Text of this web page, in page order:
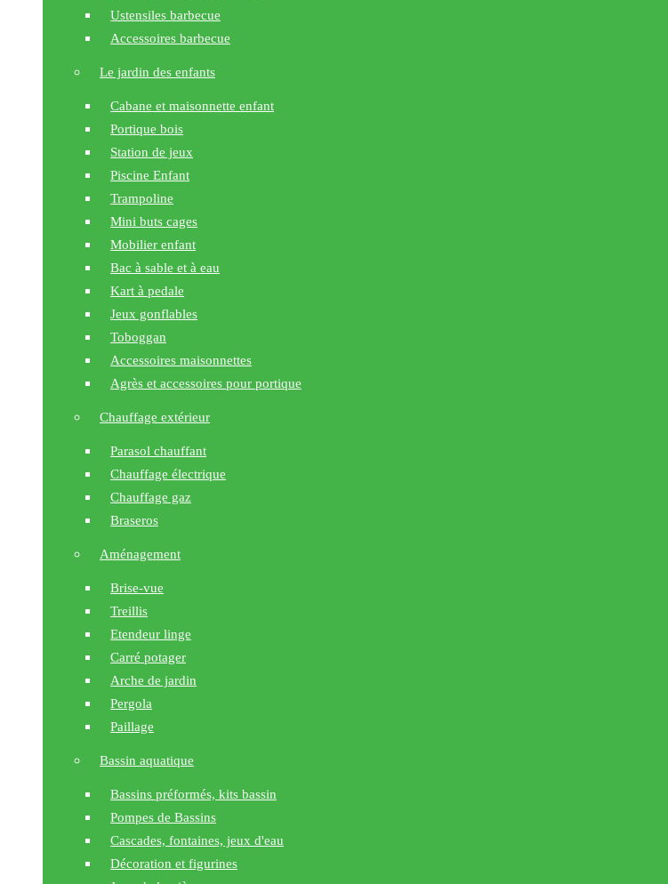
Ustensiles barbecue
Accessoires barbecue
Le jardin des enfants
Cabane et maisonnette enfant
Portique bois
Station de jeux
Piscine Enfant
Trampoline
Mini buts cages
Mobilier enfant
Bac à sable et à eau
Kart à pedale
Jeux gonflables
Toboggan
Accessoires maisonnettes
Agrès et accessoires pour portique
Chauffage extérieur
Parasol chauffant
Chauffage électrique
Chauffage gaz
Braseros
Aménagement
Brise-vue
Treillis
Etendeur linge
Carré potager
Arche de jardin
Pergola
Paillage
Bassin aquatique
Bassins préformés, kits bassin
Pompes de Bassins
Cascades, fontaines, jeux d'eau
Décoration et figurines